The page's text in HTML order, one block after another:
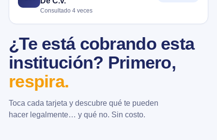
Consultado 4 veces
¿Te está cobrando esta
institución? Primero,
respira.
Toca cada tarjeta y descubre qué te pueden
hacer legalmente… y qué no. Sin costo.